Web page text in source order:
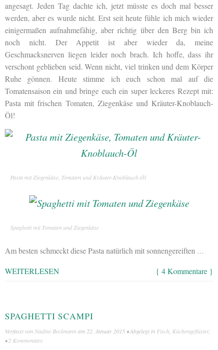
angesagt. Jeden Tag dachte ich, jetzt müsste es doch mal besser
werden, aber es wurde nicht. Erst seit heute fühle ich mich wieder
einigermaßen aufnahmefähig, aber richtig über den Berg bin ich
noch nicht. Der Appetit ist aber wieder da, meine
Geschmacksnerven liegen leider noch brach. Ich hoffe, dass ihr
verschont geblieben seid. Wenn nicht, viel trinken und dem Körper
Ruhe gönnen. Heute stimme ich euch schon mal auf die
Tomatensaison ein und bringe euch ein super leckeres Rezept mit:
Pasta mit frischen Tomaten, Ziegenkäse und Kräuter-Knoblauch-
Öl!
Pasta mit Ziegenkäse, Tomaten und Kräuter-Knoblauch-Öl
Spaghetti mit Tomaten und Ziegenkäse
Am besten schmeckt diese Pasta natürlich mit sonnengereiften …
WEITERLESEN { 4 Kommentare }
SPAGHETTI SCAMPI
Verfasst von Nadine Beckmann am 22. Januar 2015 • Abgelegt in Fisch, Küchengeflüster,
•2 Kommentare